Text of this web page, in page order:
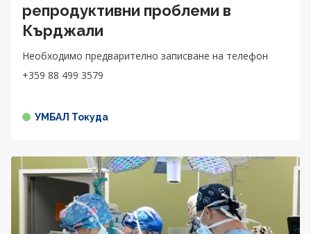
репродуктивни проблеми в
Кърджали
Необходимо предварително записване на телефон
+359 88 499 3579
УМБАЛ Токуда